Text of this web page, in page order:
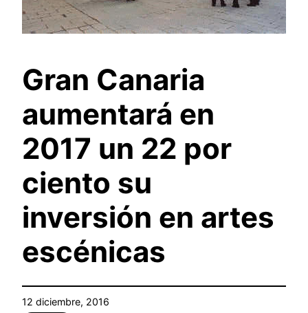
Gran Canaria
aumentará en
2017 un 22 por
ciento su
inversión en artes
escénicas
12 diciembre, 2016